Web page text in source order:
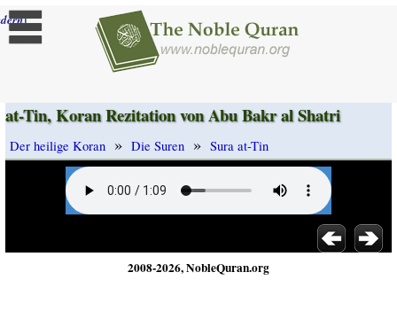
]
at-Tin, Koran Rezitation von Abu Bakr al Shatri
Der heilige Koran » Die Suren » Sura at-Tin
2008-2026, NobleQuran.org